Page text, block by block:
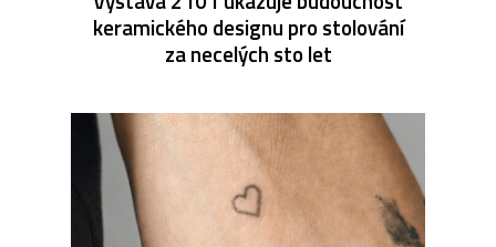
keramického designu pro stolování
za necelých sto let